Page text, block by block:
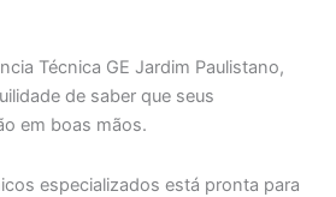
Técnica GE Jardim Paulistano,
de saber que seus
em boas mãos.
especializados está pronta para